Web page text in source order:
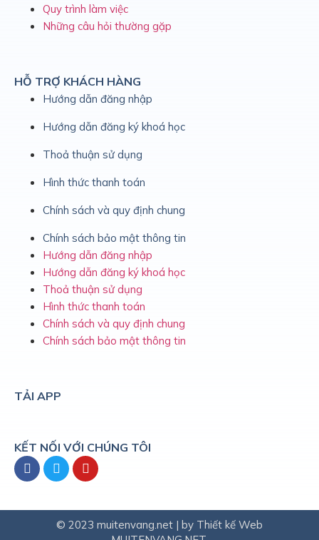
Quy trình làm việc
Những câu hỏi thường gặp
HỖ TRỢ KHÁCH HÀNG
Hướng dẫn đăng nhập
Hướng dẫn đăng ký khoá học
Thoả thuận sử dụng
Hình thức thanh toán
Chính sách và quy định chung
Chính sách bảo mật thông tin
Hướng dẫn đăng nhập
Hướng dẫn đăng ký khoá học
Thoả thuận sử dụng
Hình thức thanh toán
Chính sách và quy định chung
Chính sách bảo mật thông tin
TẢI APP
KẾT NỐI VỚI CHÚNG TÔI
© 2023 muitenvang.net | by Thiết kế Web